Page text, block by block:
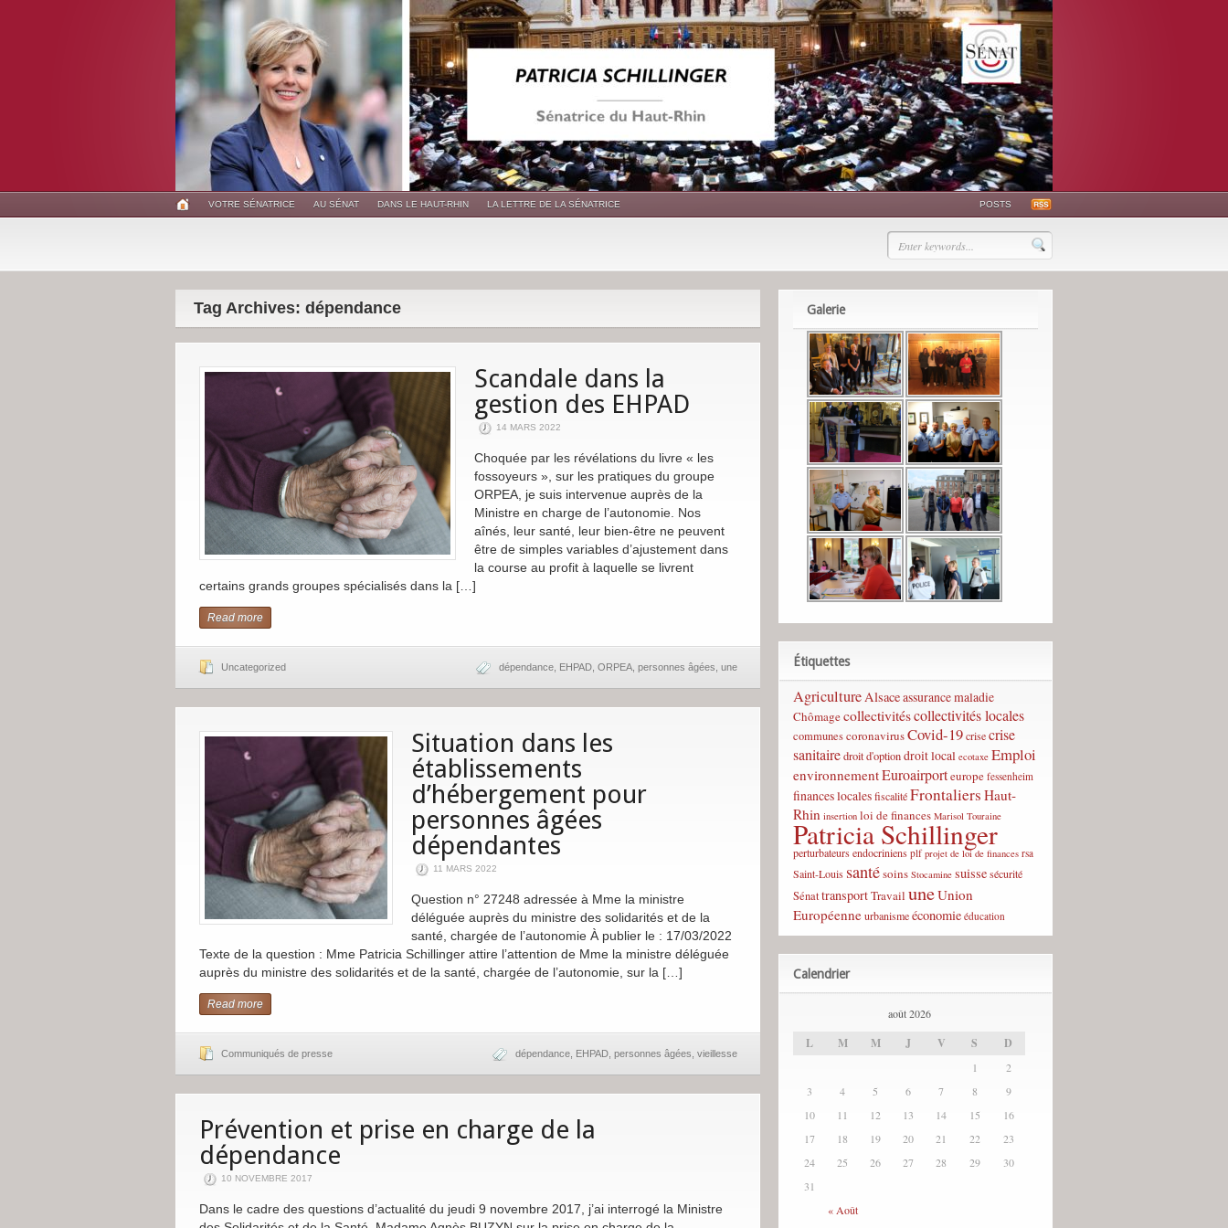
VOTRE SÉNATRICE AU SÉNAT DANS LE HAUT-RHIN LA LETTRE DE LA SÉNATRICE POSTS
Tag Archives: dépendance
Scandale dans la
gestion des EHPAD
14 MARS 2022
Choquée par les révélations du livre « les
fossoyeurs », sur les pratiques du groupe
ORPEA, je suis intervenue auprès de la
Ministre en charge de l’autonomie. Nos
aînés, leur santé, leur bien-être ne peuvent
être de simples variables d’ajustement dans
la course au profit à laquelle se livrent
certains grands groupes spécialisés dans la […]
Read more
Uncategorized dépendance EHPAD ORPEA personnes âgées une
Situation dans les
établissements
d’hébergement pour
personnes âgées
dépendantes
11 MARS 2022
Question n° 27248 adressée à Mme la ministre
déléguée auprès du ministre des solidarités et de la
santé, chargée de l’autonomie À publier le : 17/03/2022
Texte de la question : Mme Patricia Schillinger attire l’attention de Mme la ministre déléguée
auprès du ministre des solidarités et de la santé, chargée de l’autonomie, sur la […]
Read more
Communiqués de presse dépendance EHPAD personnes âgées vieillesse
Prévention et prise en charge de la
dépendance
10 NOVEMBRE 2017
Dans le cadre des questions d’actualité du jeudi 9 novembre 2017, j’ai interrogé la Ministre
Galerie
Étiquettes
Agriculture Alsaceassurance maladie
Chômagecollectivitéscollectivités locales
communescoronavirusCovid-19crisecrise
sanitairedroit d'optiondroit local ecotaxe Emploi
environnementEuroairporteurope fessenheim
finances localesfiscalitéFrontaliers Haut-
Rhin insertion loi de finances Marisol Touraine
Patricia Schillinger
perturbateurs endocriniens plf projet de loi de finances rsa
Saint-Louis santésoins Stocamine suissesécurité
SénattransportTravail uneUnion
Européenneurbanismeéconomie éducation
Calendrier
août 2026
L M M J V S D
« Août
1
2
3
4 5 6 7 8
9
10
11 12 13 14 15
16
17
18 19 20 21 22
23
24
25 26 27 28 29
30
31